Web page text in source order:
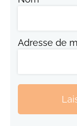
Adresse de